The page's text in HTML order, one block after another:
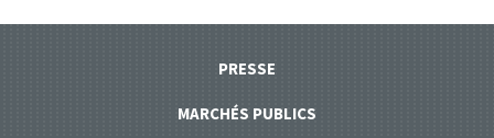
PRESSE
MARCHÉS PUBLICS